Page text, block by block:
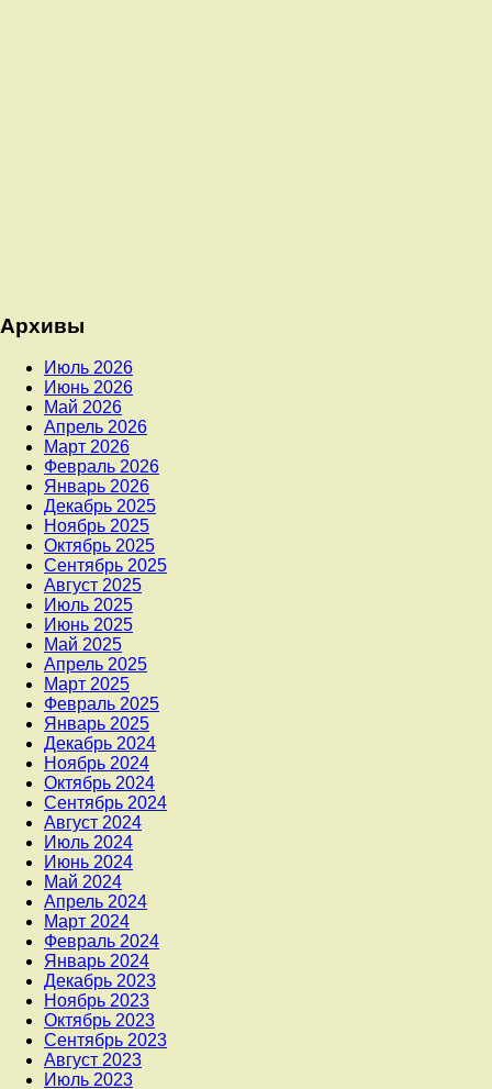
Архивы
Июль 2026
Июнь 2026
Май 2026
Апрель 2026
Март 2026
Февраль 2026
Январь 2026
Декабрь 2025
Ноябрь 2025
Октябрь 2025
Сентябрь 2025
Август 2025
Июль 2025
Июнь 2025
Май 2025
Апрель 2025
Март 2025
Февраль 2025
Январь 2025
Декабрь 2024
Ноябрь 2024
Октябрь 2024
Сентябрь 2024
Август 2024
Июль 2024
Июнь 2024
Май 2024
Апрель 2024
Март 2024
Февраль 2024
Январь 2024
Декабрь 2023
Ноябрь 2023
Октябрь 2023
Сентябрь 2023
Август 2023
Июль 2023